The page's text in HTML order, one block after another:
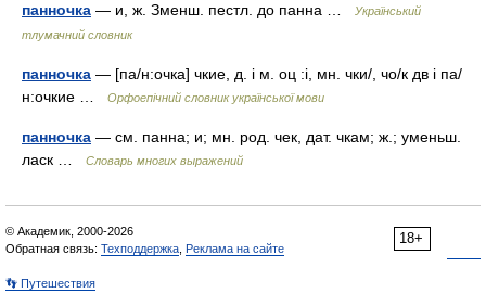
панночка — и, ж. Зменш. пестл. до панна …
Український
тлумачний словник
панночка — [па/н:очка] чкие, д. і м. оц :і, мн. чки/, чо/к дв і па/
н:очкие …
Орфоепічний словник української мови
панночка — см. панна; и; мн. род. чек, дат. чкам; ж.; уменьш.
ласк …
Словарь многих выражений
18+
© Академик, 2000-2026
Обратная связь: Техподдержка Реклама на сайте
👣 Путешествия